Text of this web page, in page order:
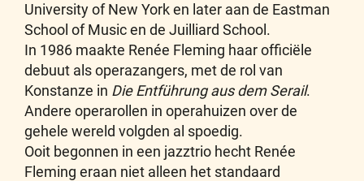
University of New York en later aan de Eastman
School of Music en de Juilliard School.
In 1986 maakte Renée Fleming haar officiële
debuut als operazangers, met de rol van
Konstanze in Die Entführung aus dem Serail.
Andere operarollen in operahuizen over de
gehele wereld volgden al spoedig.
Ooit begonnen in een jazztrio hecht Renée
Fleming eraan niet alleen het standaard